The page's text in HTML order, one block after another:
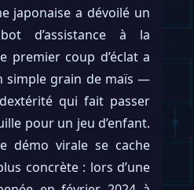
japonaise a dévoilé un
d’assistance à la
premier coup d’éclat a
simple grain de maïs —
qui fait passer
pour un jeu d’enfant.
démo virale se cache
concrète : lors d’une